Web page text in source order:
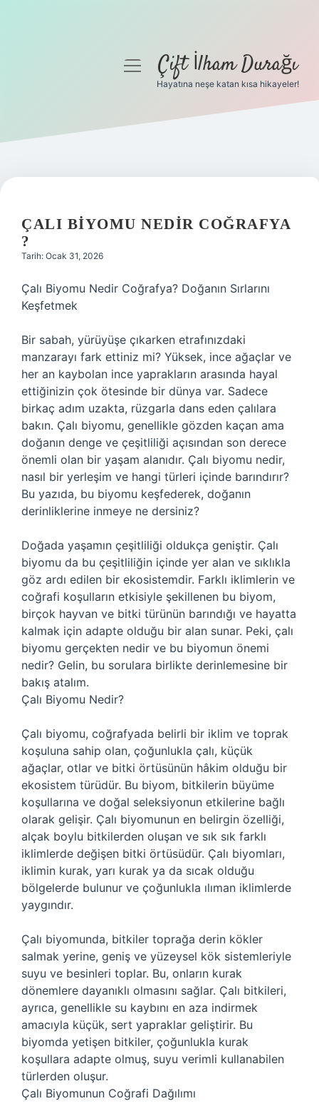
Gizlilik Politikası
Yasal Uyarı
menüyüÇift İlham Durağı
Hayatına neşe katan kısa hikayeler!
ÇALI BIYOMU NEDIR COĞRAFYA
?
Tarih: Ocak 31, 2026
Çalı Biyomu Nedir Coğrafya? Doğanın Sırlarını
Keşfetmek
Bir sabah, yürüyüşe çıkarken etrafınızdaki
manzarayı fark ettiniz mi? Yüksek, ince ağaçlar ve
her an kaybolan ince yaprakların arasında hayal
ettiğinizin çok ötesinde bir dünya var. Sadece
birkaç adım uzakta, rüzgarla dans eden çalılara
bakın. Çalı biyomu, genellikle gözden kaçan ama
doğanın denge ve çeşitliliği açısından son derece
önemli olan bir yaşam alanıdır. Çalı biyomu nedir,
nasıl bir yerleşim ve hangi türleri içinde barındırır?
Bu yazıda, bu biyomu keşfederek, doğanın
derinliklerine inmeye ne dersiniz?
Doğada yaşamın çeşitliliği oldukça geniştir. Çalı
biyomu da bu çeşitliliğin içinde yer alan ve sıklıkla
göz ardı edilen bir ekosistemdir. Farklı iklimlerin ve
coğrafi koşulların etkisiyle şekillenen bu biyom,
birçok hayvan ve bitki türünün barındığı ve hayatta
kalmak için adapte olduğu bir alan sunar. Peki, çalı
biyomu gerçekten nedir ve bu biyomun önemi
nedir? Gelin, bu sorulara birlikte derinlemesine bir
bakış atalım.
Çalı Biyomu Nedir?
Çalı biyomu, coğrafyada belirli bir iklim ve toprak
koşuluna sahip olan, çoğunlukla çalı, küçük
ağaçlar, otlar ve bitki örtüsünün hâkim olduğu bir
ekosistem türüdür. Bu biyom, bitkilerin büyüme
koşullarına ve doğal seleksiyonun etkilerine bağlı
olarak gelişir. Çalı biyomunun en belirgin özelliği,
alçak boylu bitkilerden oluşan ve sık sık farklı
iklimlerde değişen bitki örtüsüdür. Çalı biyomları,
iklimin kurak, yarı kurak ya da sıcak olduğu
bölgelerde bulunur ve çoğunlukla ılıman iklimlerde
yaygındır.
Çalı biyomunda, bitkiler toprağa derin kökler
salmak yerine, geniş ve yüzeysel kök sistemleriyle
suyu ve besinleri toplar. Bu, onların kurak
dönemlere dayanıklı olmasını sağlar. Çalı bitkileri,
ayrıca, genellikle su kaybını en aza indirmek
amacıyla küçük, sert yapraklar geliştirir. Bu
biyomda yetişen bitkiler, çoğunlukla kurak
koşullara adapte olmuş, suyu verimli kullanabilen
türlerden oluşur.
Çalı Biyomunun Coğrafi Dağılımı